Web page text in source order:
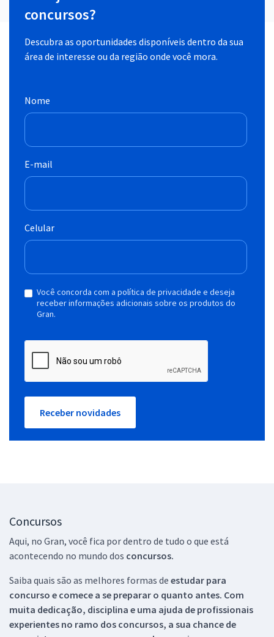
concursos?
Descubra as oportunidades disponíveis dentro da sua
área de interesse ou da região onde você mora.
Nome
E-mail
Celular
Você concorda com a política de privacidade e deseja
receber informações adicionais sobre os produtos do
Gran.
Receber novidades
Concursos
Aqui, no Gran, você fica por dentro de tudo o que está
acontecendo no mundo dos concursos.
Saiba quais são as melhores formas de estudar para
concurso e comece a se preparar o quanto antes. Com
muita dedicação, disciplina e uma ajuda de profissionais
experientes no ramo dos concursos, a sua chance de